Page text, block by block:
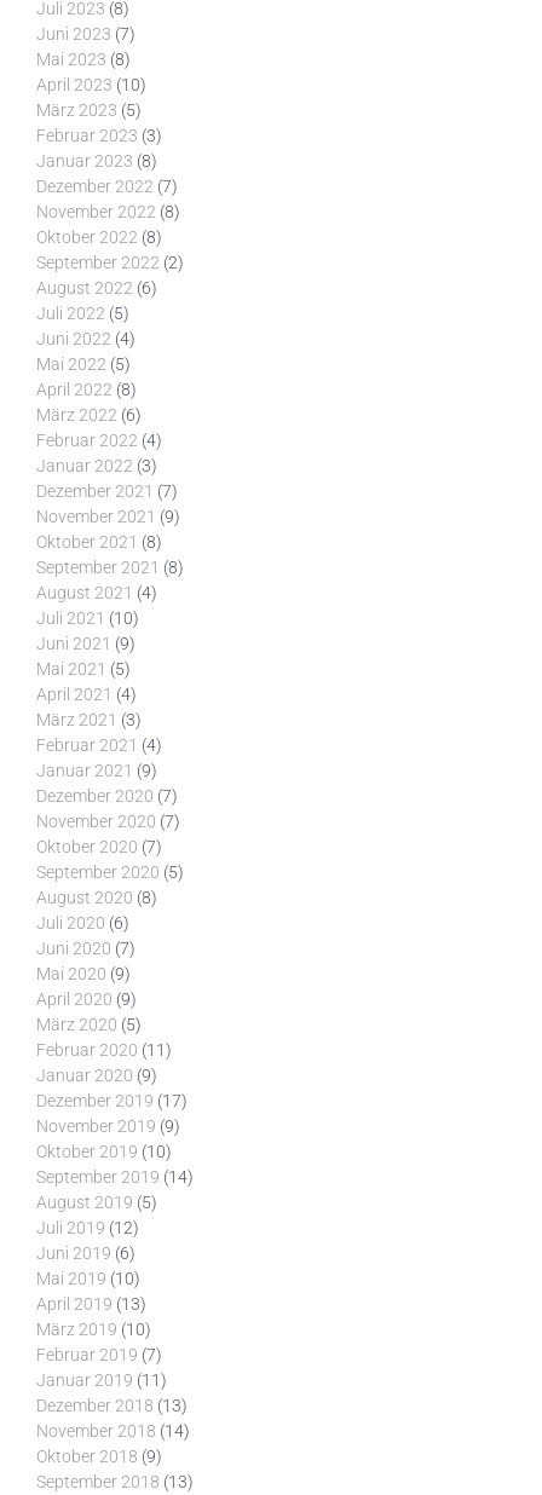
Juli 2023 (8)
Juni 2023 (7)
Mai 2023 (8)
April 2023 (10)
März 2023 (5)
Februar 2023 (3)
Januar 2023 (8)
Dezember 2022 (7)
November 2022 (8)
Oktober 2022 (8)
September 2022 (2)
August 2022 (6)
Juli 2022 (5)
Juni 2022 (4)
Mai 2022 (5)
April 2022 (8)
März 2022 (6)
Februar 2022 (4)
Januar 2022 (3)
Dezember 2021 (7)
November 2021 (9)
Oktober 2021 (8)
September 2021 (8)
August 2021 (4)
Juli 2021 (10)
Juni 2021 (9)
Mai 2021 (5)
April 2021 (4)
März 2021 (3)
Februar 2021 (4)
Januar 2021 (9)
Dezember 2020 (7)
November 2020 (7)
Oktober 2020 (7)
September 2020 (5)
August 2020 (8)
Juli 2020 (6)
Juni 2020 (7)
Mai 2020 (9)
April 2020 (9)
März 2020 (5)
Februar 2020 (11)
Januar 2020 (9)
Dezember 2019 (17)
November 2019 (9)
Oktober 2019 (10)
September 2019 (14)
August 2019 (5)
Juli 2019 (12)
Juni 2019 (6)
Mai 2019 (10)
April 2019 (13)
März 2019 (10)
Februar 2019 (7)
Januar 2019 (11)
Dezember 2018 (13)
November 2018 (14)
Oktober 2018 (9)
September 2018 (13)